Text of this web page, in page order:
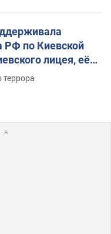
РФ по Киевской
лицея, её
террора